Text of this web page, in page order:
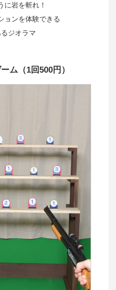
に岩を斬れ！
ョンを体験できる
ジオラマ
ム（1回500円）